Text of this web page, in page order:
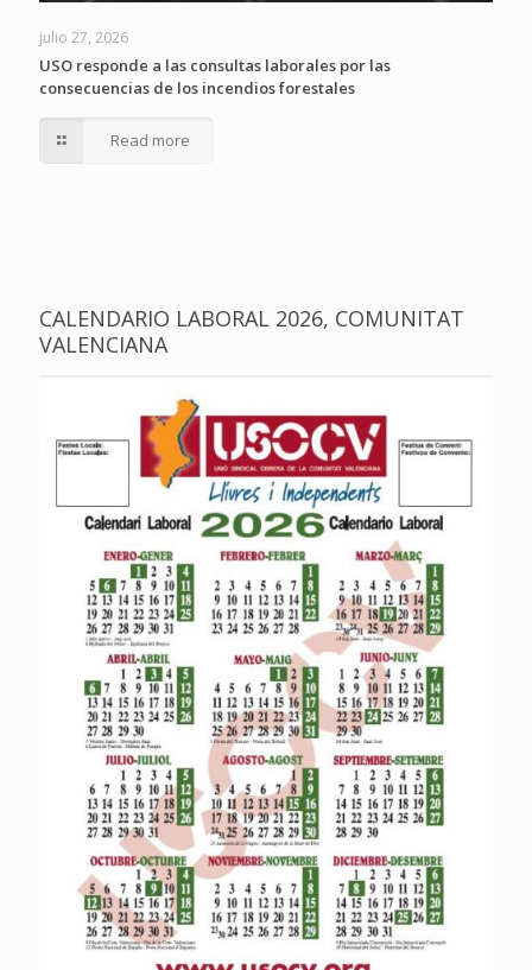
julio 27, 2026
USO responde a las consultas laborales por las
consecuencias de los incendios forestales
Read more
CALENDARIO LABORAL 2026, COMUNITAT
VALENCIANA